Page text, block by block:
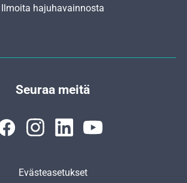
Ilmoita hajuhavainnosta
Seuraa meitä
Evästeasetukset